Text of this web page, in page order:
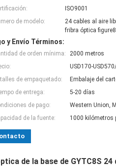
ISO9001
de modelo:
24 cables al aire
fribra óptica
y Envío Términos:
de orden mínima:
2000 metros
USD170-
de empaquetado:
Embalaje del
de entrega:
5-20 días
de pago:
Western Union,
de la fuente:
1000 kilómetros
de la base de GYTC8S